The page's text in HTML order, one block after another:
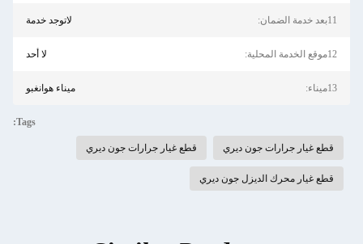
11بعد خدمة الضمان: لاتوجد خدمة
12موقع الخدمة المحلية: لا أحد
13ميناء: ميناء هوانغبو
Tags:
قطع غيار جرارات جون ديري قطع غيار جرارات جون ديري
قطع غيار محرك الديزل جون ديري